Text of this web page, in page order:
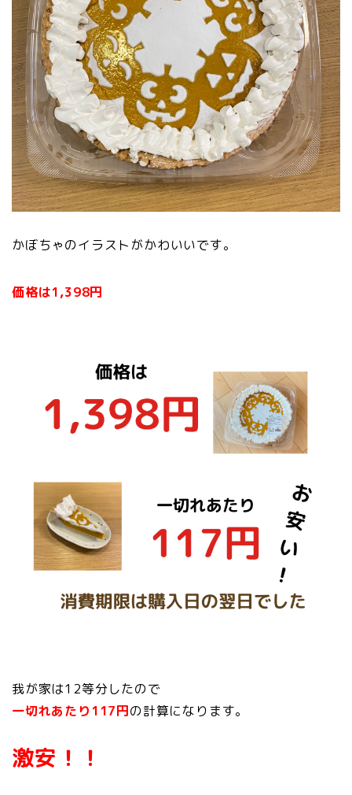
かぼちゃのイラストがかわいいです。
価格は1,398円
我が家は12等分したので
一切れあたり117円の計算になります。
激安！！